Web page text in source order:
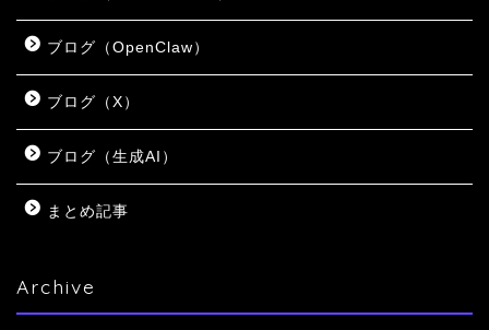
ブログ（OpenClaw）
ブログ（X）
ブログ（生成AI）
まとめ記事
Archive